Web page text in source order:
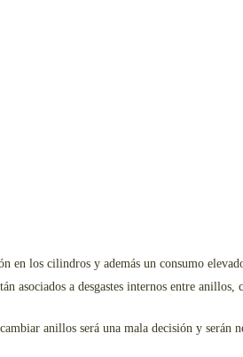
en los cilindros y además un consumo
asociados a desgastes internos entre anillos,
anillos será una mala decisión y serán